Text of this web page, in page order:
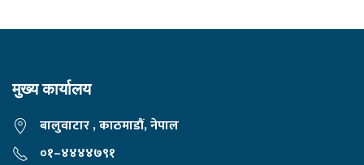
मुख्य कार्यालय
बालुवाटार , काठमाडौं, नेपाल
०१–४४४४७९१